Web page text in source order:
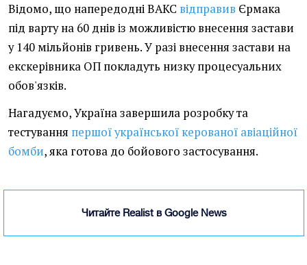
Відомо, що напередодні ВАКС відправив Єрмака
під варту на 60 днів із можливістю внесення застави
у 140 мільйонів гривень. У разі внесення застави на
екскерівника ОП покладуть низку процесуальних
обов'язків.
Нагадуємо, Україна завершила розробку та
тестування першої української керованої авіаційної
бомби, яка готова до бойового застосування.
Читайте Realist в Google News